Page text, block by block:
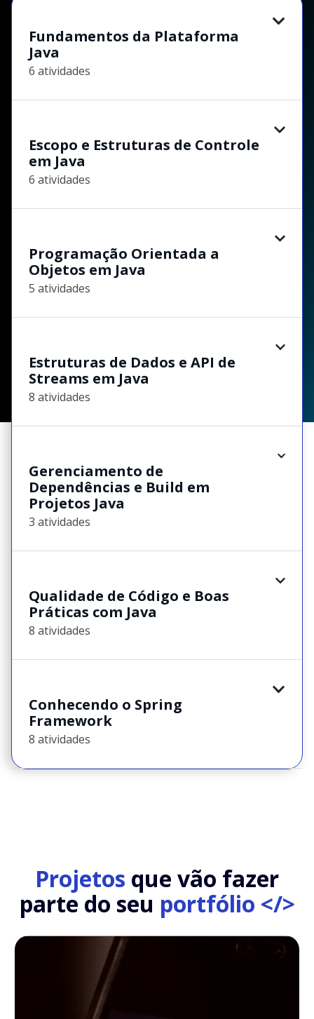
Fundamentos da Plataforma
Java
6 atividades
Escopo e Estruturas de Controle
em Java
6 atividades
Programação Orientada a
Objetos em Java
5 atividades
Estruturas de Dados e API de
Streams em Java
8 atividades
Gerenciamento de
Dependências e Build em
Projetos Java
3 atividades
Qualidade de Código e Boas
Práticas com Java
8 atividades
Conhecendo o Spring
Framework
8 atividades
Projetos que vão fazer
parte do seu portfólio </>